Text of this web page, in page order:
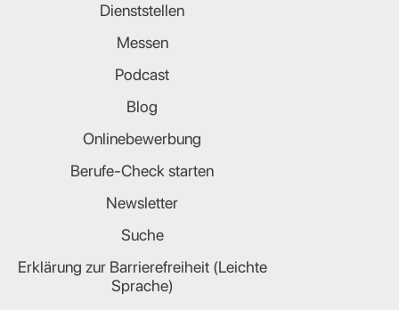
Dienststellen
Messen
Podcast
Blog
Onlinebewerbung
Berufe-Check starten
Newsletter
Suche
Erklärung zur Barrierefreiheit (Leichte
Sprache)